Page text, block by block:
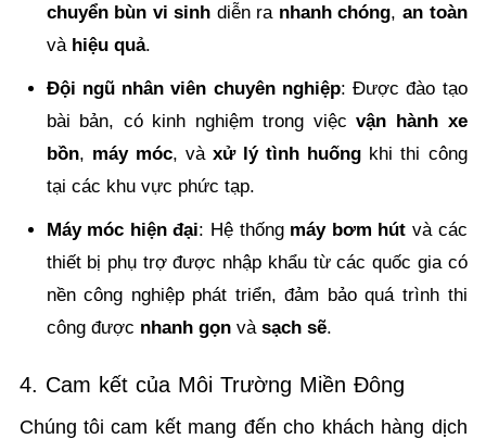
chuyển bùn vi sinh diễn ra nhanh chóng, an toàn
và hiệu quả.
Đội ngũ nhân viên chuyên nghiệp: Được đào tạo
bài bản, có kinh nghiệm trong việcvận hành xe
bồn, máy móc, và xử lý tình huống khi thi công
tại các khu vực phức tạp.
Máy móc hiện đại: Hệ thống máy bơm hút và các
thiết bị phụ trợ được nhập khẩu từ các quốc gia có
nền công nghiệp phát triển, đảm bảo quá trình thi
công được nhanh gọnvà sạch sẽ.
4. Cam kết của Môi Trường Miền Đông
Chúng tôi cam kết mang đến cho khách hàng dịch